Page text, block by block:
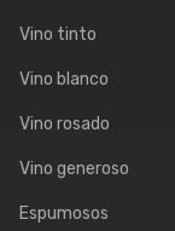
Vino tinto
Vino blanco
Vino rosado
Vino generoso
Espumosos